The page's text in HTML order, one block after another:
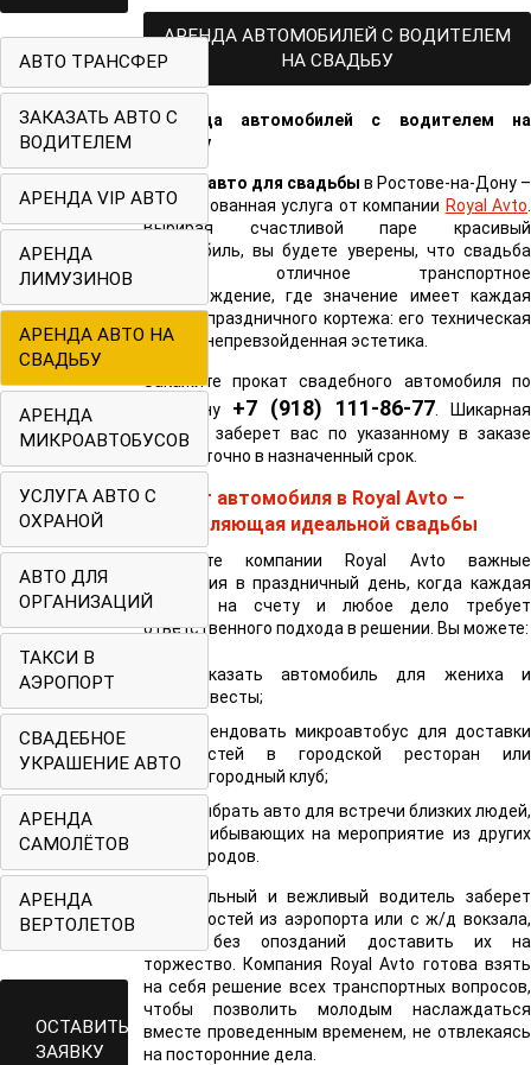
АРЕНДА АВТОМОБИЛЕЙ С ВОДИТЕЛЕМ
НА СВАДЬБУ
Аренда авто для свадьбы в Ростове-на-Дону –
востребованная услуга от компании Royal Avto
Выбирая счастливой паре красивый
автомобиль, вы будете уверены, что свадьба
получит отличное транспортное
сопровождение, где значение имеет каждая
деталь праздничного кортежа: его техническая
мощь и непревзойденная эстетика.
Закажите прокат свадебного автомобиля по
телефону +7 (918) 111-86-77 . Шикарная
машина заберет вас по указанному в заказе
адресу точно в назначенный срок.
Прокат автомобиля в Royal Avto –
составляющая идеальной свадьбы
Доверьте компании Royal Avto важные
поручения в праздничный день, когда каждая
минута на счету и любое дело требует
ответственного подхода в решении. Вы можете:
заказать автомобиль для жениха и
невесты;
арендовать микроавтобус для доставки
гостей в городской ресторан или
загородный клуб;
выбрать авто для встречи близких людей,
прибывающих на мероприятие из других
городов.
Пунктуальный и вежливый водитель заберет
ваших гостей из аэропорта или с ж/д вокзала,
чтобы без опозданий доставить их на
торжество. Компания Royal Avto готова взять
на себя решение всех транспортных вопросов,
чтобы позволить молодым наслаждаться
вместе проведенным временем, не отвлекаясь
на посторонние дела.
АВТО ТРАНСФЕР
ЗАКАЗАТЬ АВТО С
ВОДИТЕЛЕМ
АРЕНДА VIP АВТО
АРЕНДА
ЛИМУЗИНОВ
АРЕНДА АВТО НА
СВАДЬБУ
АРЕНДА
МИКРОАВТОБУСОВ
УСЛУГА АВТО С
ОХРАНОЙ
АВТО ДЛЯ
ОРГАНИЗАЦИЙ
ТАКСИ В
АЭРОПОРТ
СВАДЕБНОЕ
УКРАШЕНИЕ АВТО
АРЕНДА
САМОЛЁТОВ
АРЕНДА
ВЕРТОЛЕТОВ
ОСТАВИТЬ
ЗАЯВКУ